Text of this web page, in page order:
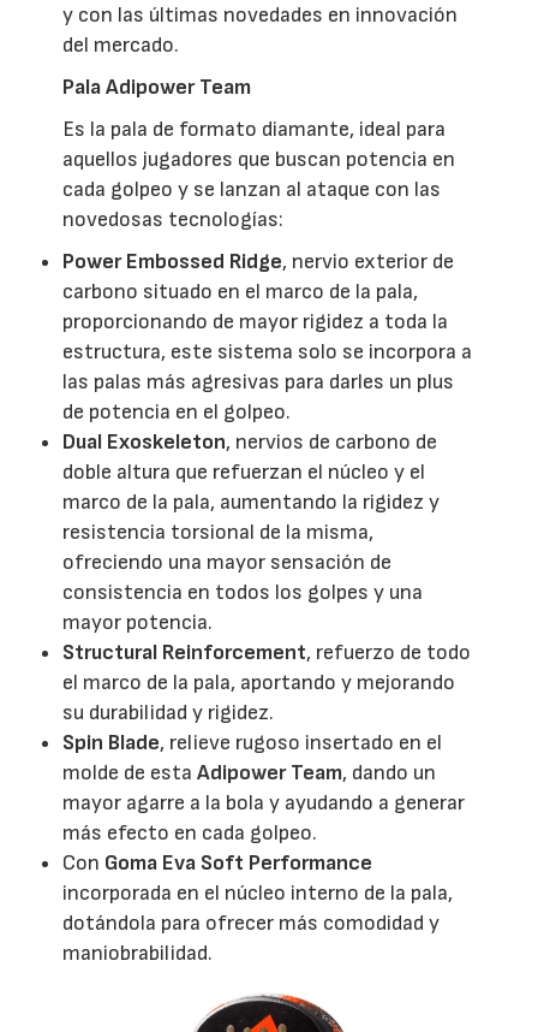
y con las últimas novedades en innovación
del mercado.
Pala Adipower Team
Es la pala de formato diamante, ideal para
aquellos jugadores que buscan potencia en
cada golpeo y se lanzan al ataque con las
novedosas tecnologías:
Power Embossed Ridge, nervio exterior de
carbono situado en el marco de la pala,
proporcionando de mayor rigidez a toda la
estructura, este sistema solo se incorpora a
las palas más agresivas para darles un plus
de potencia en el golpeo.
Dual Exoskeleton, nervios de carbono de
doble altura que refuerzan el núcleo y el
marco de la pala, aumentando la rigidez y
resistencia torsional de la misma,
ofreciendo una mayor sensación de
consistencia en todos los golpes y una
mayor potencia.
Structural Reinforcement, refuerzo de todo
el marco de la pala, aportando y mejorando
su durabilidad y rigidez.
Spin Blade, relieve rugoso insertado en el
molde de estaAdipower Team, dando un
mayor agarre a la bola y ayudando a generar
más efecto en cada golpeo.
Con Goma Eva Soft Performance
incorporada en el núcleo interno de la pala,
dotándola para ofrecer más comodidad y
maniobrabilidad.